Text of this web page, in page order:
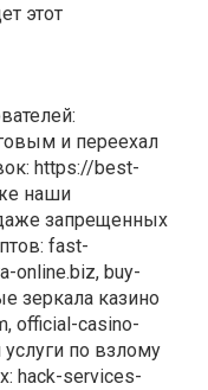
этот
и переехал
https://best‍-
наши
запрещенных
fast‍-
online.biz, buy-
зеркала казино
official-casino-
по взлому
hack-services-